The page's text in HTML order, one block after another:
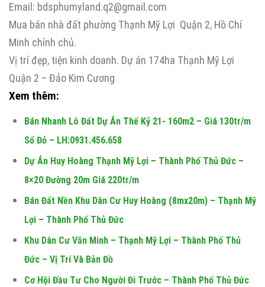
Email: bdsphumyland.q2@gmail.com
Mua bán nhà đất phường Thạnh Mỹ Lợi Quận 2, Hồ Chí
Minh chính chủ.
Vị trí đẹp, tiện kinh doanh. Dự án 174ha Thạnh Mỹ Lợi
Quận 2 – Đảo Kim Cương
Xem thêm:
Bán Nhanh Lô Đất Dự Án Thế Kỷ 21- 160m2 – Giá 130tr/m
Sổ Đỏ – LH:0931.456.658
Dự Án Huy Hoàng Thạnh Mỹ Lợi – Thành Phố Thủ Đức –
8×20 Đường 20m Giá 220tr/m
Bán Đất Nền Khu Dân Cư Huy Hoàng (8mx20m) – Thạnh Mỹ
Lợi – Thành Phố Thủ Đức
Khu Dân Cư Văn Minh – Thạnh Mỹ Lợi – Thành Phố Thủ
Đức – Vị Trí Và Bản Đồ
Cơ Hội Đầu Tư Cho Người Đi Trước – Thành Phố Thủ Đức